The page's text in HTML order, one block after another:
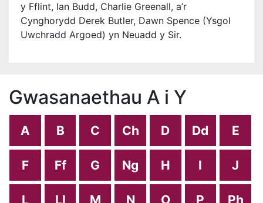
y Fflint, Ian Budd, Charlie Greenall, a’r
Cynghorydd Derek Butler, Dawn Spence (Ysgol
Uwchradd Argoed) yn Neuadd y Sir.
Gwasanaethau A i Y
A B C Ch D Dd E
F Ff G Ng H I J
L Ll M N O P Ph